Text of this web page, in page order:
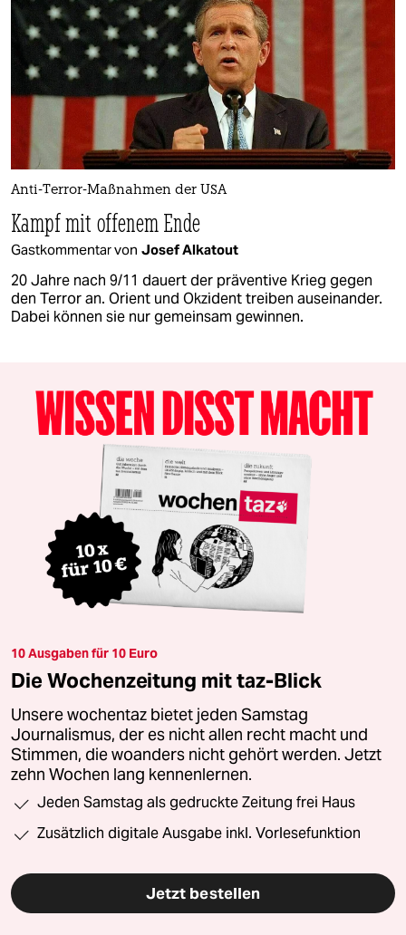
Anti-Terror-Maßnahmen der USA
Kampf mit offenem Ende
Gastkommentar von Josef Alkatout
20 Jahre nach 9/11 dauert der präventive Krieg gegen
den Terror an. Orient und Okzident treiben auseinander.
Dabei können sie nur gemeinsam gewinnen.
10 Ausgaben für 10 Euro
Die Wochenzeitung mit taz-Blick
Unsere wochentaz bietet jeden Samstag
Journalismus, der es nicht allen recht macht und
Stimmen, die woanders nicht gehört werden. Jetzt
zehn Wochen lang kennenlernen.
Jeden Samstag als gedruckte Zeitung frei Haus
Zusätzlich digitale Ausgabe inkl. Vorlesefunktion
Jetzt bestellen